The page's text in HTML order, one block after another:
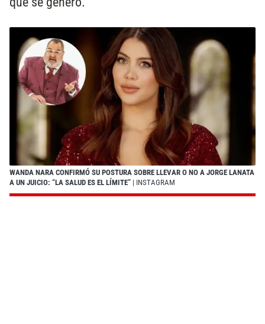
WANDA NARA CONFIRMÓ SU POSTURA SOBRE LLEVAR O NO A JORGE LANATA
A UN JUICIO: “LA SALUD ES EL LÍMITE” | INSTAGRAM